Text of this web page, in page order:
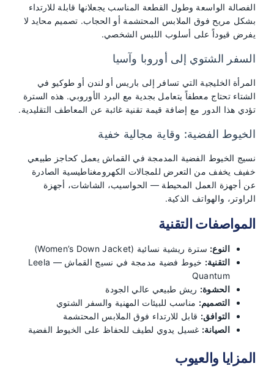
الفصالة الواسعة وطول القطعة المناسب يجعلانها قابلة للارتداء
بشكل مريح فوق الملابس المحتشمة أو الحجاب. تصميم محايد لا
يفرض قيوداً على أسلوب اللبس الشخصي.
السفر الشتوي إلى أوروبا وآسيا
المرأة الخليجية التي تسافر إلى باريس أو لندن أو طوكيو في
الشتاء تحتاج معطفاً يتعامل بجدية مع البرد الأوروبي. هذه السترة
تؤدي هذا الدور مع إضافة قيمة تقنية غائبة عن المعاطف التقليدية.
الخيوط الفضية: وقاية مجالية خفية
نسيج الخيوط الفضية المدمجة في القماش يعمل كحاجز طبيعي
خفيف يخفف من التعرض للمجالات الكهرومغناطيسية الصادرة
عن أجهزة العمل المحيطة — الحواسيب، الشاشات، أجهزة
الراوتر، والهواتف الذكية.
المواصفات التقنية
النوع: سترة ريشية نسائية (Women’s Down Jacket)
التقنية:
خيوط فضية مدمجة في نسيج القماش — Leela
Quantum
الحشوة: ريش طبيعي عالي الجودة
التصميم: مناسب للبيئات المهنية والسفر الشتوي
التوافق: قابل للارتداء فوق الملابس المحتشمة
الصيانة: غسيل يدوي لطيف للحفاظ على الخيوط الفضية
المزايا والعيوب